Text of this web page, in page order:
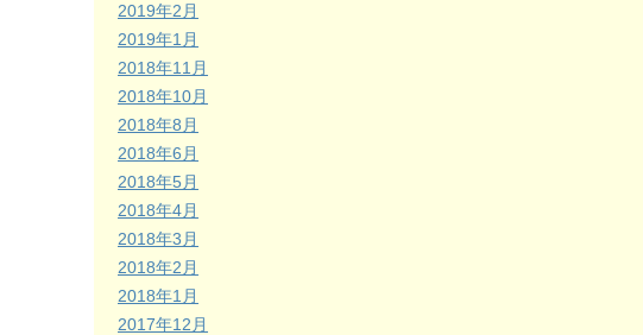
2019年2月
2019年1月
2018年11月
2018年10月
2018年8月
2018年6月
2018年5月
2018年4月
2018年3月
2018年2月
2018年1月
2017年12月